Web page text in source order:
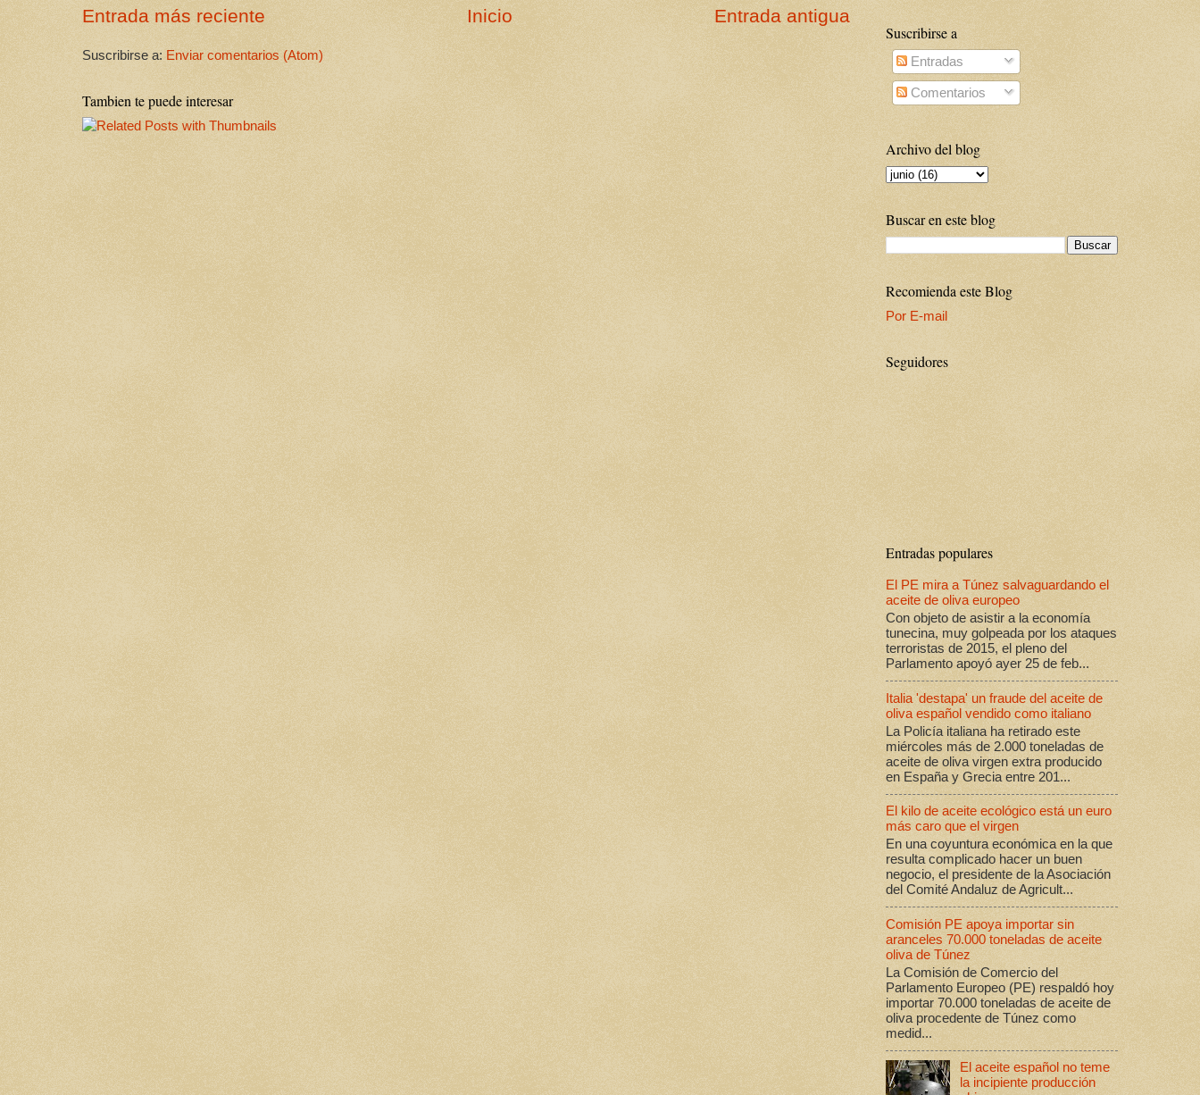
Entrada más reciente Entrada antigua
Inicio
Suscribirse a: Enviar comentarios (Atom)
Tambien te puede interesar
Suscribirse a
Entradas
Comentarios
Archivo del blog
Buscar en este blog
Recomienda este Blog
Por E-mail
Seguidores
Entradas populares
El PE mira a Túnez salvaguardando el
aceite de oliva europeo
Con objeto de asistir a la economía
tunecina, muy golpeada por los ataques
terroristas de 2015, el pleno del
Parlamento apoyó ayer 25 de feb...
Italia 'destapa' un fraude del aceite de
oliva español vendido como italiano
La Policía italiana ha retirado este
miércoles más de 2.000 toneladas de
aceite de oliva virgen extra producido
en España y Grecia entre 201...
El kilo de aceite ecológico está un euro
más caro que el virgen
En una coyuntura económica en la que
resulta complicado hacer un buen
negocio, el presidente de la Asociación
del Comité Andaluz de Agricult...
Comisión PE apoya importar sin
aranceles 70.000 toneladas de aceite
oliva de Túnez
La Comisión de Comercio del
Parlamento Europeo (PE) respaldó hoy
importar 70.000 toneladas de aceite de
oliva procedente de Túnez como
medid...
El aceite español no teme
la incipiente producción